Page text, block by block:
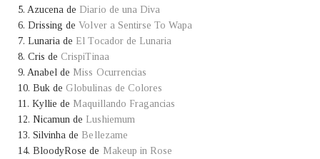
5. Azucena de Diario de una Diva
6. Drissing deVolver a Sentirse To Wapa
7. Lunaria de El Tocador de Lunaria
8. Cris de CrispiTinaa
9. Anabel de Miss Ocurrencias
10. Buk de Globulinas de Colores
11. Kyllie de Maquillando Fragancias
12. Nicamun de Lushiemum
13. Silvinha de Bellezame
14. BloodyRose de Makeup in Rose